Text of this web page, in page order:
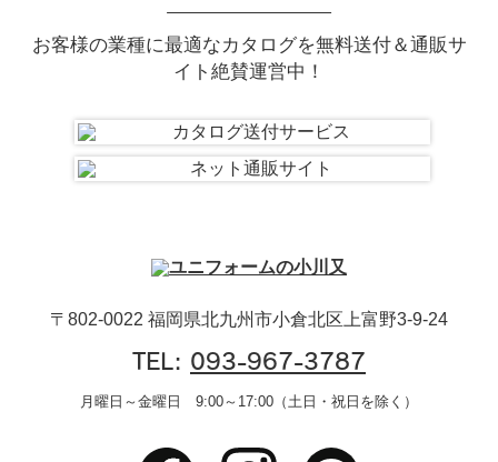
お客様の業種に最適なカタログを無料送付＆通販サ
イト絶賛運営中！
〒802-0022 福岡県北九州市小倉北区上富野3-9-24
TEL: 093-967-3787
月曜日～金曜日 9:00～17:00（土日・祝日を除く）